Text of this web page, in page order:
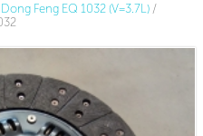
Dong Feng EQ 1032 (V=3.7L) /